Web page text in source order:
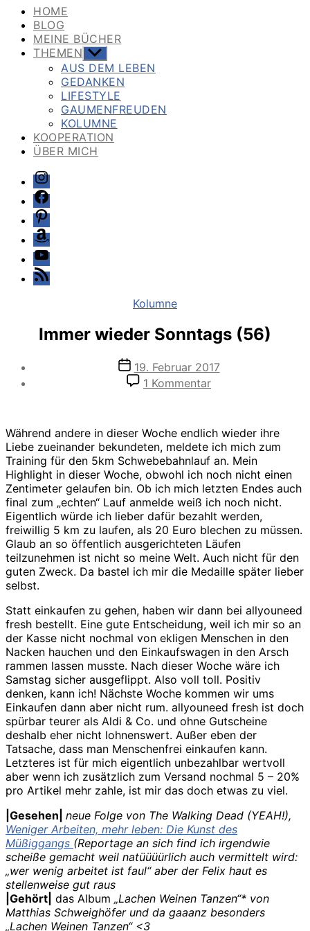
HOME
BLOG
MEINE BÜCHER
THEMEN Untermenü
anzeigen
AUS DEM LEBEN
GEDANKEN
LIFESTYLE
GAUMENFREUDEN
KOLUMNE
KOOPERATION
ÜBER MICH
Instagram
Facebook
Pinterest
Amazon
Youtube
Feed
Kategorien
Kolumne
Immer wieder Sonntags (56)
Veröffentlichungsdatum
19. Februar 2017
1 Kommentarzu
(56)
Während andere in dieser Woche endlich wieder ihre
Liebe zueinander bekundeten, meldete ich mich zum
Training für den 5km Schwebebahnlauf an. Mein
Highlight in dieser Woche, obwohl ich noch nicht einen
Zentimeter gelaufen bin. Ob ich mich letzten Endes auch
final zum „echten“ Lauf anmelde weiß ich noch nicht.
Eigentlich würde ich lieber dafür bezahlt werden,
freiwillig 5 km zu laufen, als 20 Euro blechen zu müssen.
Glaub an so öffentlich ausgerichteten Läufen
teilzunehmen ist nicht so meine Welt. Auch nicht für den
guten Zweck. Da bastel ich mir die Medaille später lieber
selbst.
Statt einkaufen zu gehen, haben wir dann bei allyouneed
fresh bestellt. Eine gute Entscheidung, weil ich mir so an
der Kasse nicht nochmal von ekligen Menschen in den
Nacken hauchen und den Einkaufswagen in den Arsch
rammen lassen musste. Nach dieser Woche wäre ich
Samstag sicher ausgeflippt. Also voll toll. Positiv
denken, kann ich! Nächste Woche kommen wir ums
Einkaufen dann aber nicht rum. allyouneed fresh ist doch
spürbar teurer als Aldi & Co. und ohne Gutscheine
deshalb eher nicht lohnenswert. Außer eben der
Tatsache, dass man Menschenfrei einkaufen kann.
Letzteres ist für mich eigentlich unbezahlbar wertvoll
aber wenn ich zusätzlich zum Versand nochmal 5 – 20%
pro Artikel mehr zahle, ist mir das doch etwas zu viel.
|Gesehen| neue Folge von The Walking Dead (YEAH!),
Weniger Arbeiten, mehr leben: Die Kunst des
Müßiggangs (Reportage an sich find ich irgendwie
scheiße gemacht weil natüüüürlich auch vermittelt wird:
„wer wenig arbeitet ist faul“ aber der Felix haut es
stellenweise gut raus
|Gehört| das Album „Lachen Weinen Tanzen“* von
Matthias Schweighöfer und da gaaanz besonders
„Lachen Weinen Tanzen“ <3